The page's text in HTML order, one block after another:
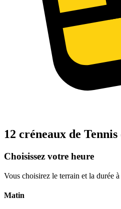
12 créneaux de
Choisissez votre heure
Vous choisirez le terrain et la durée à
Matin